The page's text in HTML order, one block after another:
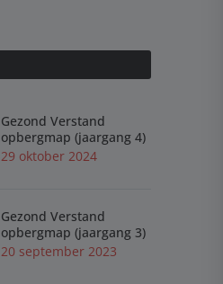
Gezond Verstand
opbergmap (jaargang 4)
29 oktober 2024
Gezond Verstand
opbergmap (jaargang 3)
20 september 2023